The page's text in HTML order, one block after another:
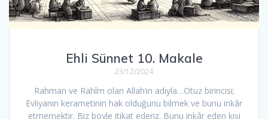
Ehli Sünnet 10. Makale
23/12/2024
Rahman ve Rahîm olan Allah’ın adıyla…Otuz birincisi;
Evliyanın kerametinin hak olduğunu bilmek ve bunu inkâr
etmemektir. Biz böyle itikat ederiz. Bunu inkâr eden kişi